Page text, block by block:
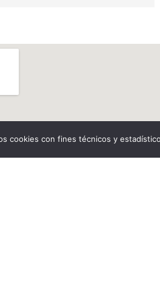
cookies con fines técnicos y